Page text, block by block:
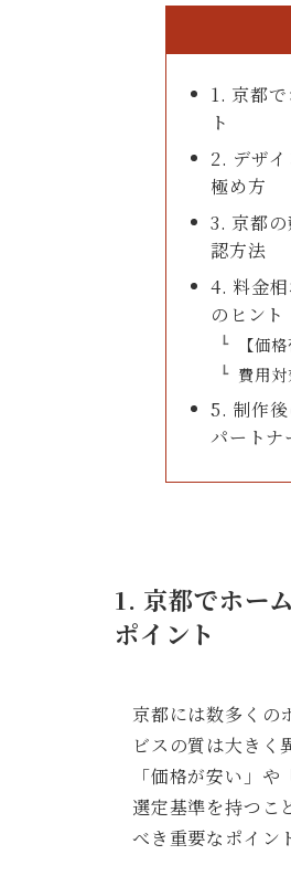
1. 京都
ト
2. デザ
極め方
3. 京都
認方法
4. 料金
のヒント
【価
費用
5. 制作
パートナ
1. 京都でホー
ポイント
京都には数多くの
ビスの質は大きく
「価格が安い」
選定基準を持つこ
べき重要なポイン